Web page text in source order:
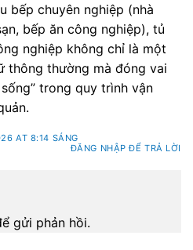
bếp chuyên nghiệp (nhà
bếp ăn công nghiệp), tủ
nghiệp không chỉ là một
thông thường mà đóng vai
trong quy trình vận
AT 8:14 SÁNG
ĐĂNG NHẬP ĐỂ TRẢ LỜI
gửi phản hồi.